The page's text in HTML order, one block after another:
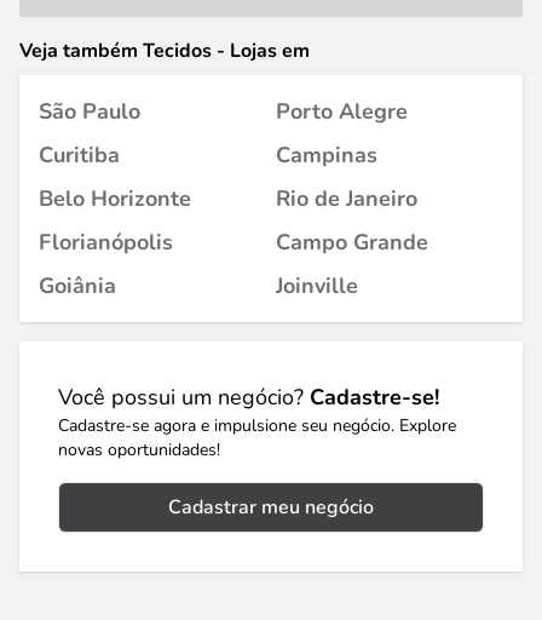
Veja também Tecidos - Lojas em
São Paulo
Porto Alegre
Curitiba
Campinas
Belo Horizonte
Rio de Janeiro
Florianópolis
Campo Grande
Goiânia
Joinville
Você possui um negócio? Cadastre-se!
Cadastre-se agora e impulsione seu negócio. Explore
novas oportunidades!
Cadastrar meu negócio